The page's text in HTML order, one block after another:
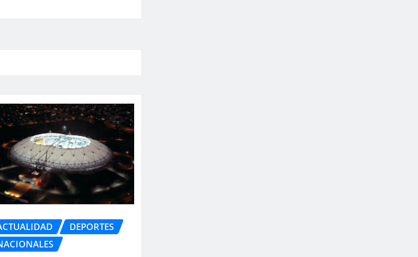
DEPORTES